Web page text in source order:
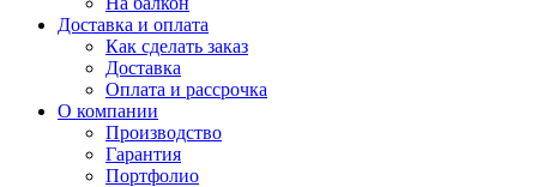
Доставка и оплата
Как сделать заказ
Доставка
Оплата и рассрочка
О компании
Производство
Гарантия
Портфолио